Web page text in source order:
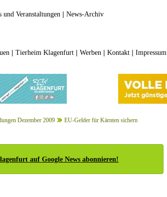
und Veranstaltungen | News-Archiv
| Tierheim Klagenfurt| Werben | Kontakt| Impressum
Dezember 2009 EU-Gelder für Kärnten sichern
auf Google News abonnieren!